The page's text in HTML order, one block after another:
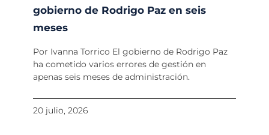
gobierno de Rodrigo Paz en seis
meses
Por Ivanna Torrico El gobierno de Rodrigo Paz
ha cometido varios errores de gestión en
apenas seis meses de administración.
20 julio, 2026